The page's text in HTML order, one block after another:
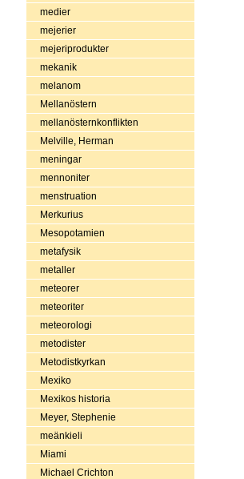
medier
mejerier
mejeriprodukter
mekanik
melanom
Mellanöstern
mellanösternkonflikten
Melville, Herman
meningar
mennoniter
menstruation
Merkurius
Mesopotamien
metafysik
metaller
meteorer
meteoriter
meteorologi
metodister
Metodistkyrkan
Mexiko
Mexikos historia
Meyer, Stephenie
meänkieli
Miami
Michael Crichton